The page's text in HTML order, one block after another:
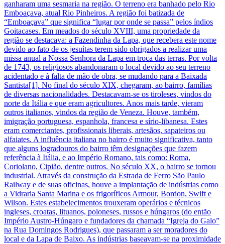
ganharam uma sesmaria na região. O terreno era banhado pelo Rio
Emboaçava, atual Rio Pinheiros. A região foi batizada de
“Emboaçava” que significa “lugar por onde se passa” pelos índios
Goitacases. Em meados do século XVIII, uma propriedade da
região se destacava: a Fazendinha da Lapa, que recebera este nome
devido ao fato de os jesuítas terem sido obrigados a realizar uma
missa anual a Nossa Senhora da Lapa em troca das terras. Por volta
de 1743, os religiosos abandonaram o local devido ao seu terreno
acidentado e à falta de mão de obra, se mudando para a Baixada
Santista[1]. No final do século XIX, chegaram, ao bairro, famílias
de diversas nacionalidades. Destacavam-se os tiroleses, vindos do
norte da Itália e que eram agricultores. Anos mais tarde, vieram
outros italianos, vindos da região de Veneza. Houve, também,
imigração portuguesa, espanhola, francesa e sírio-libanesa. Estes
eram comerciantes, profissionais liberais, artesãos, sapateiros ou
alfaiates. A influência italiana no bairro é muito significativa, tanto
que alguns logradouros do bairro têm designações que fazem
referência à Itália, e ao Império Romano, tais como: Roma,
Coriolano, Cipião, dentre outros. No século XX, o bairro se tornou
industrial. Através da construção da Estrada de Ferro São Paulo
Railway e de suas oficinas, houve a implantação de indústrias como
a Vidraria Santa Marina e os frigoríficos Armour, Bordon, Swift e
Wilson. Estes estabelecimentos trouxeram operários e técnicos
ingleses, croatas, lituanos, poloneses, russos e húngaros (do então
Império Austro-Húngaro e fundadores da chamada “Igreja do Galo”
na Rua Domingos Rodrigues), que passaram a ser moradores do
local e da Lapa de Baixo. As indústrias baseavam-se na proximidade